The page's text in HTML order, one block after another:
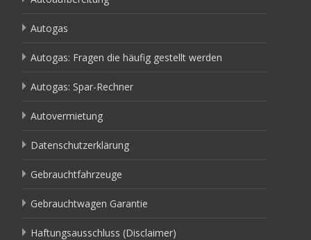
Autogas
Autogas: Fragen die häufig gestellt werden
Autogas: Spar-Rechner
Autovermietung
Datenschutzerklärung
Gebrauchtfahrzeuge
Gebrauchtwagen Garantie
Haftungsausschluss (Disclaimer)